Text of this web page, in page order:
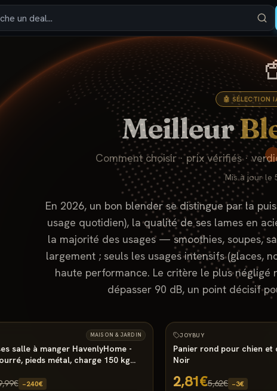
🤖 SÉLECTION
Meilleur
Comment choisir · prix vérifiés ·
Mis à jour le
En 2026, un bon blender se distingue par la
usage quotidien), la qualité de ses lames en
la majorité des usages — smoothies, soupes,
largement ; seuls les usages intensifs (glaces,
haute performance. Le critère le plus
dépasser 90 dB, un point décisif
MAISON & JARDIN
salle à manger HavenlyHome -
pieds métal, charge 150 kg
−240€
−50%
JOYBUY
Panier rond pour chien et
Noir
2,81€5,62€ −3€